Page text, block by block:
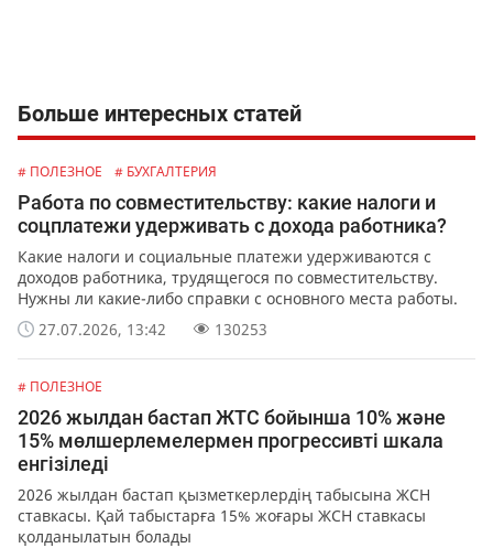
Больше интересных статей
# ПОЛЕЗНОЕ # БУХГАЛТЕРИЯ
Работа по совместительству: какие налоги и
соцплатежи удерживать с дохода работника?
Какие налоги и социальные платежи удерживаются с
доходов работника, трудящегося по совместительству.
Нужны ли какие-либо справки с основного места работы.
27.07.2026, 13:42
130253
# ПОЛЕЗНОЕ
2026 жылдан бастап ЖТС бойынша 10% және
15% мөлшерлемелермен прогрессивті шкала
енгізіледі
2026 жылдан бастап қызметкерлердің табысына ЖСН
ставкасы. Қай табыстарға 15% жоғары ЖСН ставкасы
қолданылатын болады